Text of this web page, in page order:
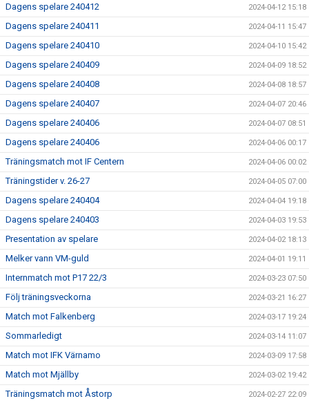
Dagens spelare 240412 2024-04-12 15:18
Dagens spelare 240411 2024-04-11 15:47
Dagens spelare 240410 2024-04-10 15:42
Dagens spelare 240409 2024-04-09 18:52
Dagens spelare 240408 2024-04-08 18:57
Dagens spelare 240407 2024-04-07 20:46
Dagens spelare 240406 2024-04-07 08:51
Dagens spelare 240406 2024-04-06 00:17
Träningsmatch mot IF Centern 2024-04-06 00:02
Träningstider v. 26-27 2024-04-05 07:00
Dagens spelare 240404 2024-04-04 19:18
Dagens spelare 240403 2024-04-03 19:53
Presentation av spelare 2024-04-02 18:13
Melker vann VM-guld 2024-04-01 19:11
Internmatch mot P17 22/3 2024-03-23 07:50
Följ träningsveckorna 2024-03-21 16:27
Match mot Falkenberg 2024-03-17 19:24
Sommarledigt 2024-03-14 11:07
Match mot IFK Värnamo 2024-03-09 17:58
Match mot Mjällby 2024-03-02 19:42
Träningsmatch mot Åstorp 2024-02-27 22:09